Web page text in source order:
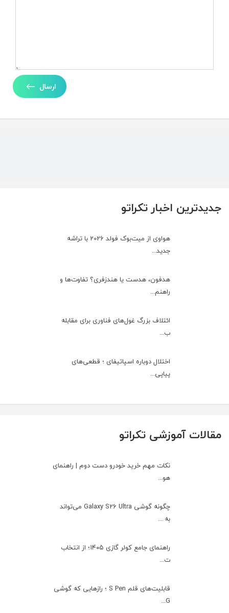
جدیدترین اخبار تکراتو
هواوی از میت‌بوک فولد 2026 با تراشه
جدید...
هدفون، هدست یا هندزفری؟ تفاوت‌ها و
راهنم...
ائتلاف بزرگ غول‌های فناوری برای مقابله
ب...
اختلال دوباره اسپاتیفای ؛ قطعی‌های
پیاپی...
ارسال
مقالات آموزشی تکراتو
نکات مهم خرید خودرو دست دوم | راهنمای
هو...
چگونه گوشی Galaxy S26 Ultra می‌تواند
به ...
راهنمای جامع کولر گازی ۱۴۰۵؛ از انتخاب
ت...
قابلیت‌های قلم S Pen ؛ رازهایی که گوشی
G...